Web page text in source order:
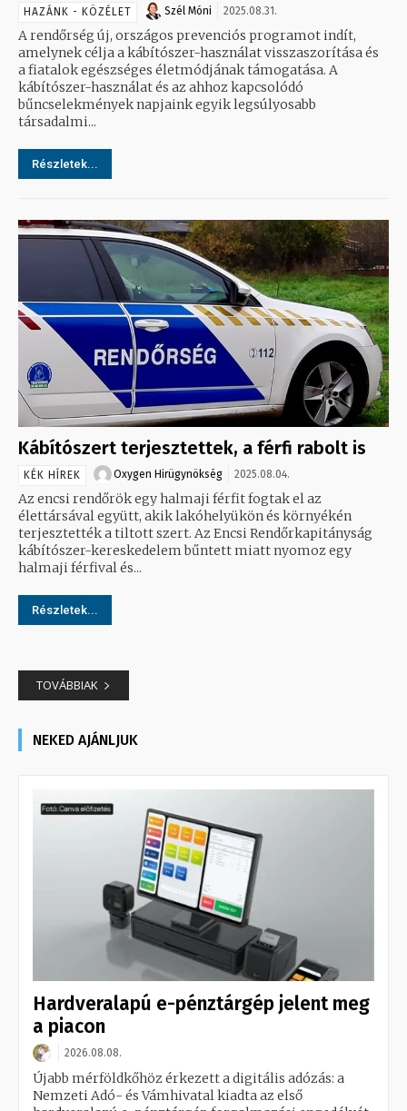
HAZÁNK - KÖZÉLET Szél Móni 2025.08.31.
A rendőrség új, országos prevenciós programot indít,
amelynek célja a kábítószer-használat visszaszorítása és
a fiatalok egészséges életmódjának támogatása. A
kábítószer-használat és az ahhoz kapcsolódó
bűncselekmények napjaink egyik legsúlyosabb
társadalmi...
Részletek...
Kábítószert terjesztettek, a férfi rabolt is
KÉK HÍREK Oxygen Hirügynökség 2025.08.04.
Az encsi rendőrök egy halmaji férfit fogtak el az
élettársával együtt, akik lakóhelyükön és környékén
terjesztették a tiltott szert. Az Encsi Rendőrkapitányság
kábítószer-kereskedelem bűntett miatt nyomoz egy
halmaji férfival és...
Részletek...
TOVÁBBIAK
NEKED AJÁNLJUK
Hardveralapú e-pénztárgép jelent meg
a piacon
2026.08.08.
Újabb mérföldkőhöz érkezett a digitális adózás: a
Nemzeti Adó- és Vámhivatal kiadta az első